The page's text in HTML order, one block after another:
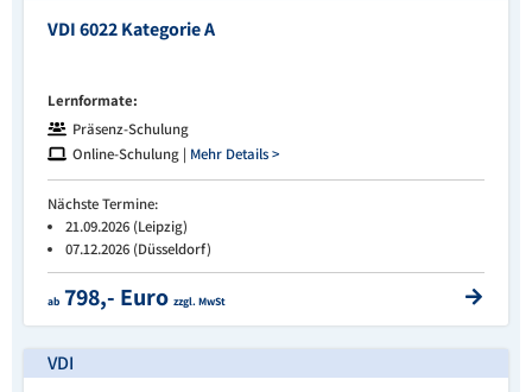
VDI 6022 Kategorie A
Lernformate:
Präsenz-Schulung
Online-Schulung | Mehr Details >
Nächste Termine:
21.09.2026 (Leipzig)
07.12.2026 (Düsseldorf)
ab 798,- Euro zzgl. MwSt
VDI